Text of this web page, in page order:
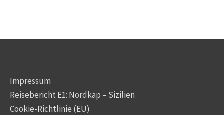
Impressum
Reisebericht E1: Nordkap – Sizilien
Cookie-Richtlinie (EU)